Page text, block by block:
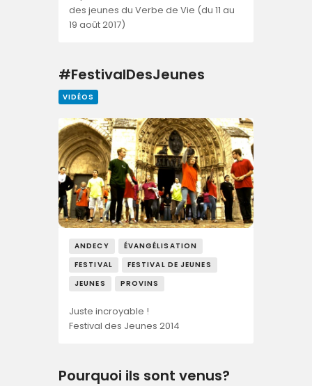
des jeunes du Verbe de Vie (du 11 au
19 août 2017)
#FestivalDesJeunes
VIDÉOS
ANDECY
ÉVANGÉLISATION
FESTIVAL
FESTIVAL DE JEUNES
JEUNES
PROVINS
Juste incroyable !
Festival des Jeunes 2014
Pourquoi ils sont venus?